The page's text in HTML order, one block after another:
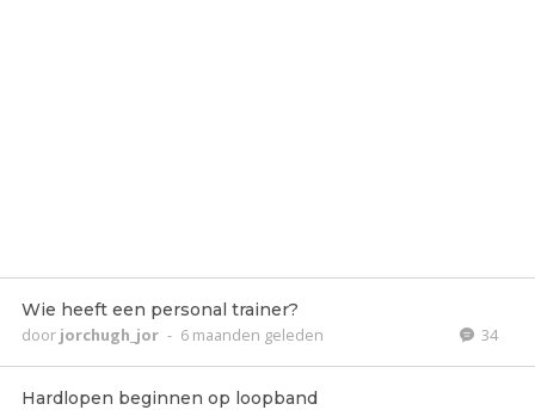
Wie heeft een personal trainer?
door jorchugh_jor - 6 maanden geleden 34
Hardlopen beginnen op loopband